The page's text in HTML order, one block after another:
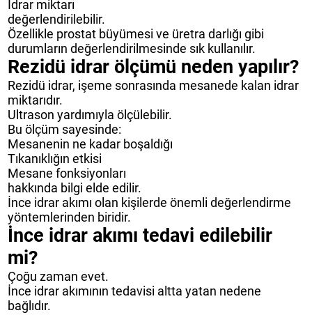
İdrar miktarı
değerlendirilebilir.
Özellikle prostat büyümesi ve üretra darlığı gibi
durumların değerlendirilmesinde sık kullanılır.
Rezidü idrar ölçümü neden yapılır?
Rezidü idrar, işeme sonrasında mesanede kalan idrar
miktarıdır.
Ultrason yardımıyla ölçülebilir.
Bu ölçüm sayesinde:
Mesanenin ne kadar boşaldığı
Tıkanıklığın etkisi
Mesane fonksiyonları
hakkında bilgi elde edilir.
İnce idrar akımı olan kişilerde önemli değerlendirme
yöntemlerinden biridir.
İnce idrar akımı tedavi edilebilir
mi?
Çoğu zaman evet.
İnce idrar akımının tedavisi altta yatan nedene
bağlıdır.